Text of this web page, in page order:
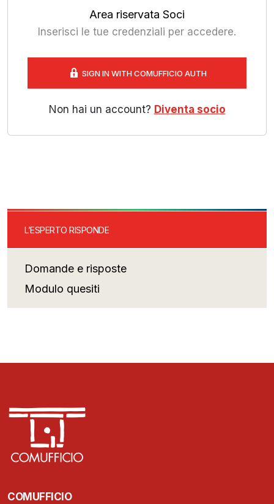
Area riservata Soci
Inserisci le tue credenziali per accedere.
SIGN IN WITH COMUFFICIO AUTH
Non hai un account? Diventa socio
L’ESPERTO RISPONDE
Domande e risposte
Modulo quesiti
COMUFFICIO